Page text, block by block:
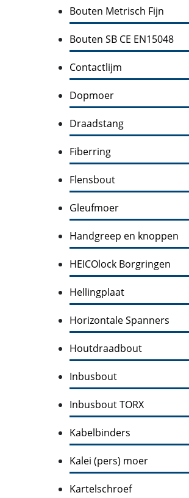
Bouten Metrisch Fijn
Bouten SB CE EN15048
Contactlijm
Dopmoer
Draadstang
Fiberring
Flensbout
Gleufmoer
Handgreep en knoppen
HEICOlock Borgringen
Hellingplaat
Horizontale Spanners
Houtdraadbout
Inbusbout
Inbusbout TORX
Kabelbinders
Kalei (pers) moer
Kartelschroef